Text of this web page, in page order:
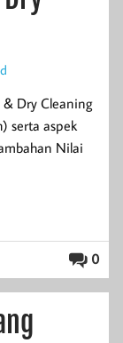
& Dry Cleaning
serta aspek
Nilai
0